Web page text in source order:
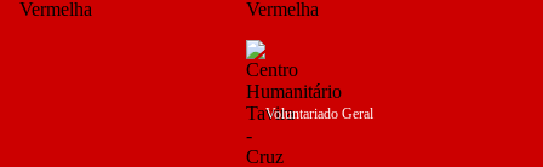
Voluntariado Geral